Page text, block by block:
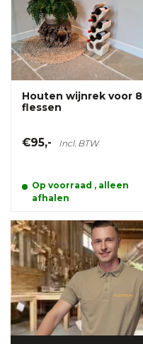
Houten wijnrek voor 8
flessen
€95,- Incl. BTW
Op voorraad , alleen
afhalen